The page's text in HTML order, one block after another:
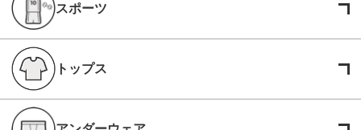
スポーツ
トップス